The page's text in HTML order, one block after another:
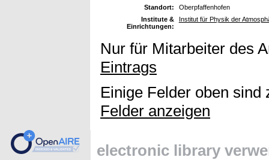
Standort:
Oberpfaffenhofen
Institute &
Einrichtungen:
Institut für Physik der
Nur für Mitarbeiter des
Eintrags
Einige Felder oben
Felder anzeigen
electronic library